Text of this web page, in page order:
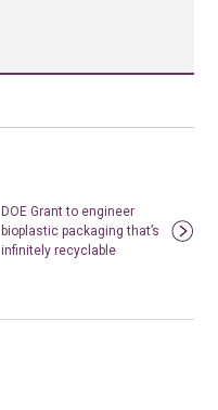
DOE Grant to engineer
bioplastic packaging that’s
infinitely recyclable